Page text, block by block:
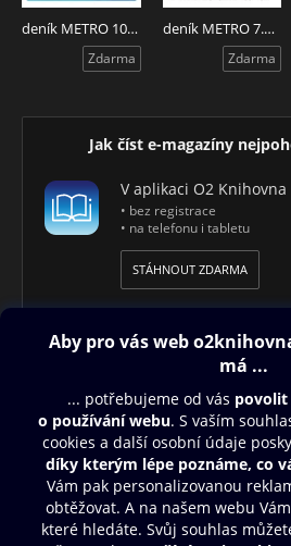
deník METRO 10.8.2026
Zdarma
deník METRO 7.8.2026
Zdarma
Jak číst e-magazíny
V aplikaci O2 Knihovna
• bez registrace
• na telefonu i tabletu
STÁHNOUT ZDARMA
Obsah ke stažení
Moje O2 Knihovna
Další zábava